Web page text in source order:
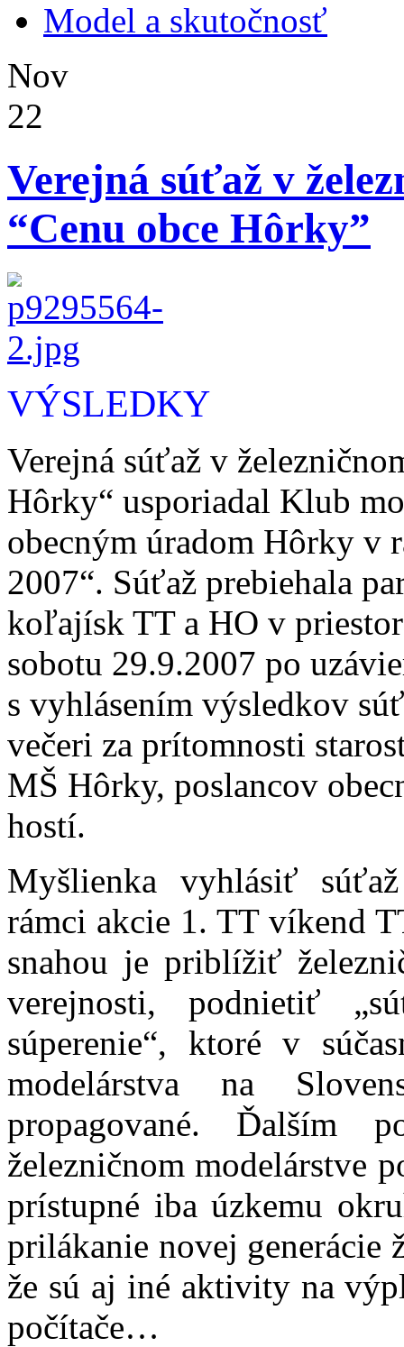
Model a skutočnosť
Nov
22
Verejná súťaž v
“Cenu obce Hôrky”
VÝSLEDKY
Verejná súťaž v
Hôrky“ usporiadal Klub
obecným úradom Hôrky v
2007“. Súťaž prebiehala
koľajísk TT a HO v
sobotu 29.9.2007 po
s vyhlásením výsledkov
večeri za prítomnosti
MŠ Hôrky, poslancov
hostí.
Myšlienka vyhlásiť
rámci akcie 1. TT víkend
snahou je priblížiť
verejnosti, podnietiť
súperenie“, ktoré v
modelárstva na
propagované. Ďalším
železničnom modelárstve
prístupné iba úzkemu
prilákanie novej generácie
že sú aj iné aktivity na
počítače…